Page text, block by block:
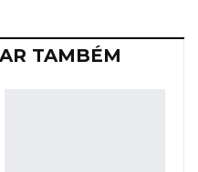
TAMBÉM